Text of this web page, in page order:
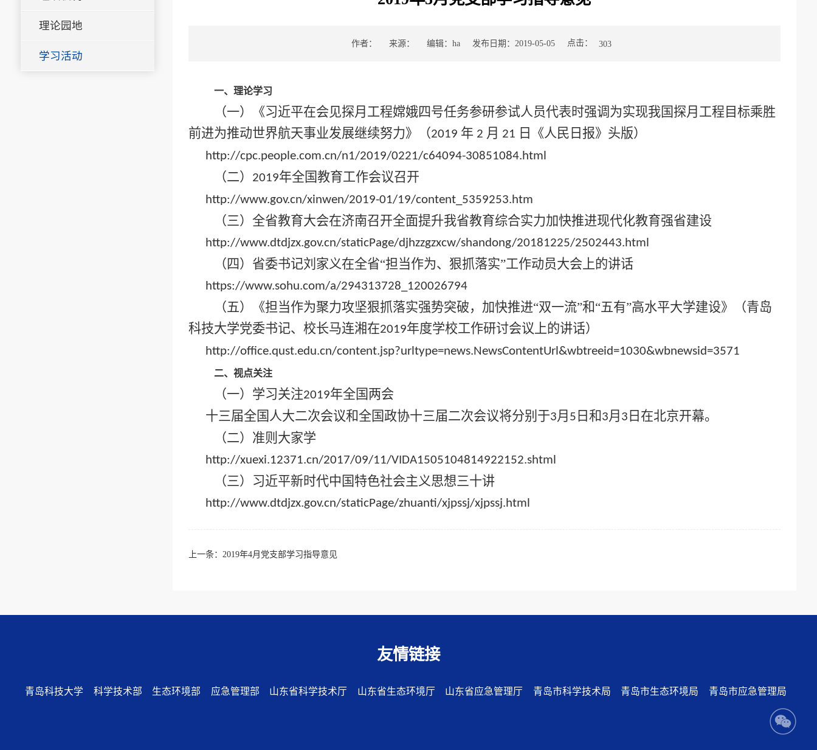
理论园地
学习活动
作者： 来源： 编辑：ha 发布日期：2019-05-05 点击： 303
一、理论学习
（一）《习近平在会见探月工程嫦娥四号任务参研参试人员代表时强调为实现我国探月工程目标乘胜
前进为推动世界航天事业发展继续努力》（2019 年2 月 21 日《人民日报》头版）
http://cpc.people.com.cn/n1/2019/0221/c64094-30851084.html
（二） 2019年全国教育工作会议召开
http://www.gov.cn/xinwen/2019-01/19/content_5359253.htm
（三）全省教育大会在济南召开全面提升我省教育综合实力加快推进现代化教育强省建设
http://www.dtdjzx.gov.cn/staticPage/djhzzgzxcw/shandong/20181225/2502443.html
（四）省委书记刘家义在全省“担当作为、狠抓落实”工作动员大会上的讲话
https://www.sohu.com/a/294313728_120026794
（五）《担当作为聚力攻坚狠抓落实强势突破，加快推进“双一流”和“五有”高水平大学建设》（青岛
科技大学党委书记、校长马连湘在2019年度学校工作研讨会议上的讲话）
http://office.qust.edu.cn/content.jsp?urltype=news.NewsContentUrl&wbtreeid=1030&wbnewsid=3571
二、视点关注
（一）学习关注2019年全国两会
十三届全国人大二次会议和全国政协十三届二次会议将分别于3月 5 日和3月 3 日在北京开幕。
（二）准则大家学
http://xuexi.12371.cn/2017/09/11/VIDA1505104814922152.shtml
（三）习近平新时代中国特色社会主义思想三十讲
http://www.dtdjzx.gov.cn/staticPage/zhuanti/xjpssj/xjpssj.html
上一条： 2019年4月党支部学习指导意见
友情链接
青岛科技大学 科学技术部 生态环境部 应急管理部 山东省科学技术厅 山东省生态环境厅 山东省应急管理厅 青岛市科学技术局 青岛市生态环境局 青岛市应急管理局